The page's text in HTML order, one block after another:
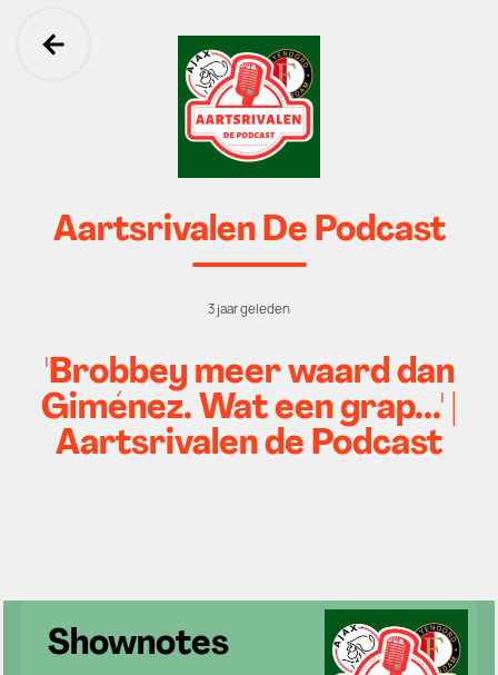
Ga terug
Aartsrivalen De Podcast
3 jaar geleden
'Brobbey meer waard dan
Giménez. Wat een grap...' |
Aartsrivalen de Podcast
Shownotes